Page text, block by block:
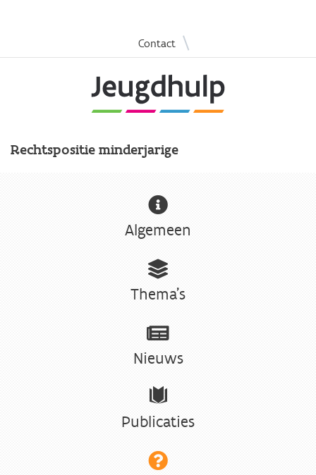
Overslaan
en
naar
de
inhoud
Contact |
Rechtspositie minderjarige
Algemeen
Thema's
Nieuws
Publicaties